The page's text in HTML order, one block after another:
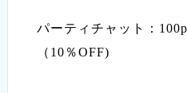
パーティチャット：
（10％OFF)